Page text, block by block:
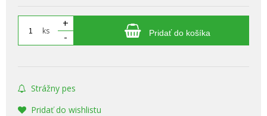
ks
+
-
Pridať do košíka
Strážny pes
Pridať do wishlistu